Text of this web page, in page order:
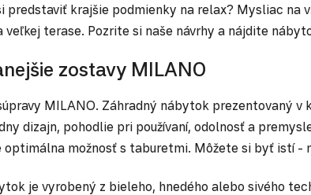
krajšie podmienky na relax? Mysliac
terase. Pozrite si naše návrhy a nájdite
zostavy MILANO
MILANO. Záhradný nábytok prezentovaný
dizajn, pohodlie pri používaní, odolnosť a
možnosť s taburetmi. Môžete si byť istí -
je vyrobený z bieleho, hnedého alebo sivého